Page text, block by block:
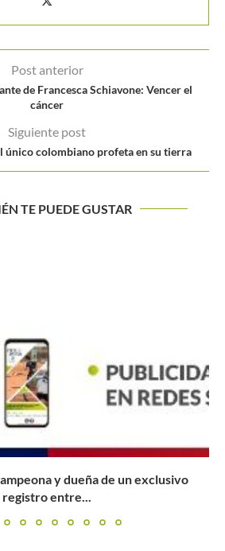
Post anterior
de Francesca Schiavone: Vencer el
cáncer
Siguiente post
único colombiano profeta en su tierra
TE PUEDE GUSTAR
de Alejandro González